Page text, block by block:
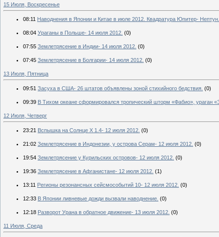
15 Июля, Воскресенье
08:11 Наводнения в Японии и Китае в июле 2012. Квадратура Юпитер- Нептун.
08:04 Ураганы в Польше- 14 июля 2012. (0)
07:55 Землетрясение в Индии- 14 июля 2012. (0)
07:45 Землетрясение в Болгарии- 14 июля 2012. (0)
13 Июля, Пятница
09:51 Засуха в США- 26 штатов объявлены зоной стихийного бедствия. (0)
09:39 В Тихом океане сформировался тропический шторм «Фабио», ураган
12 Июля, Четверг
23:21 Вспышка на Солнце X 1.4- 12 июля 2012. (0)
21:02 Землетрясение в Индонезии, у острова Серам- 12 июля 2012. (0)
19:54 Землетрясение у Курильских островов- 12 июля 2012. (0)
19:36 Землетрясение в Афганистане- 12 июля 2012. (1)
13:11 Регионы резонансных сейсмособытий 10- 12 июля 2012. (0)
12:33 В Японии ливневые дожди вызвали наводнение. (0)
12:18 Разворот Урана в обратное движение- 13 июля 2012. (0)
11 Июля, Среда